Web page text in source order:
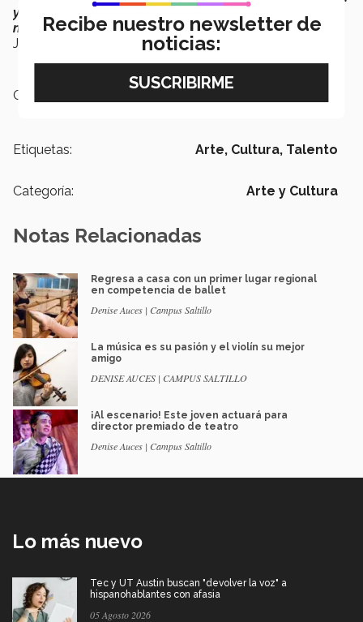
y que les llevan más allá. La puerta está abierta, que
no tengan miedo, que se asomen y pregunten”, finalizó
Jan Kuijt.
Campus:
Etiquetas: Arte, Cultura, Talento
Categoría: Arte y Cultura
Notas Relacionadas
Regresa a casa con un primer lugar regional
en competencia de ballet
Denise Auces | Campus Saltillo
La música es su pasión y el violín su mejor
amigo
DENISE AUCES | CAMPUS SALTILLO
¡Al escenario! Este joven actuará para
director premiado de teatro
Denise Auces | Campus Saltillo
Lo más nuevo
Tec y UT Austin buscan "devolver la voz" a
hispanohablantes con afasia
05 Agosto 2026
Recibe nuestro newsletter de
noticias: